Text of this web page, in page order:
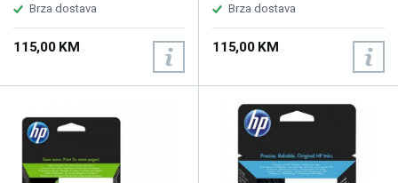
Brza dostava
115,00 KM
Brza dostava
115,00 KM